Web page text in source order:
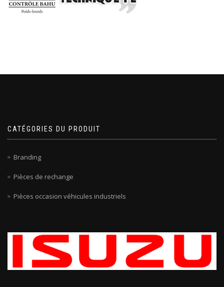
CATÉGORIES DU PRODUIT
Branding
Pièces de rechange
Pièces occasion véhicules industriels